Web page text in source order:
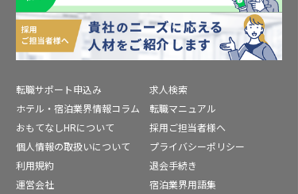
転職サポート申込み
求人検索
ホテル・宿泊業界情報コラム
転職マニュアル
おもてなしHRについて
採用ご担当者様へ
個人情報の取扱いについて
プライバシーポリシー
利用規約
退会手続き
運営会社
宿泊業界用語集